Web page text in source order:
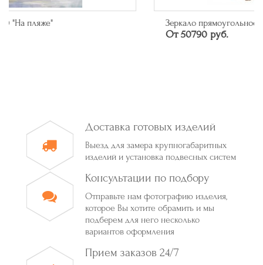
Зеркало прямоугольное в багете цвета серебро
Доставка готовых изделий
Выезд для замера крупногабаритных
изделий и установка подвесных систем
Консультации по подбору
Отправьте нам фотографию изделия,
которое Вы хотите обрамить и мы
подберем для него несколько
вариантов оформления
Прием заказов 24/7